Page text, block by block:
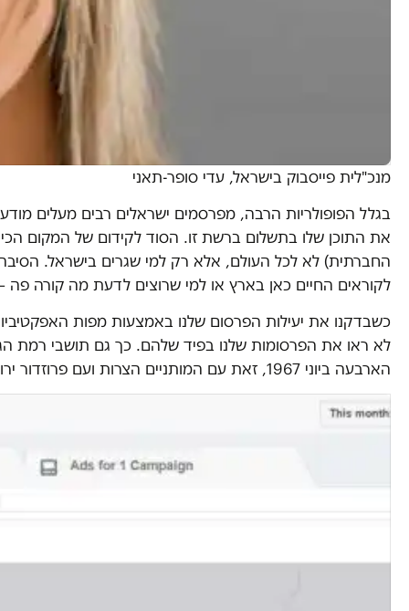
מנכ"לית פייסבוק בישראל, עדי סופר-תאני
בגלל הפופולריות הרבה, מפרסמים ישראלים רבים מעלים
את התוכן שלו בתשלום ברשת זו. הסוד לקידום של המקום
החברתית) לא לכל העולם, אלא רק למי שגרים בישראל. הסיבה
לקוראים החיים כאן בארץ או למי שרוצים לדעת מה קורה פה
כשבדקנו את יעילות הפרסום שלנו באמצעות מפות
לא ראו את הפרסומות שלנו בפיד שלהם. כך גם תושבי רמת
הארבעה ביוני 1967, זאת עם המותניים הצרות ועם פרוזדור ירושלים.